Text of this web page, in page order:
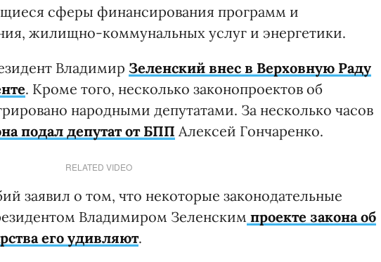
сферы финансирования программ и
жилищно-коммунальных услуг и энергетики.
Владимир Зеленский внес в Верховную Раду
. Кроме того, несколько законопроектов об
народными депутатами. За несколько часов
подал депутат от БПП Алексей Гончаренко.
RELATED VIDEO
заявил о том, что некоторые законодательные
Владимиром Зеленским проекте закона об
его удивляют.